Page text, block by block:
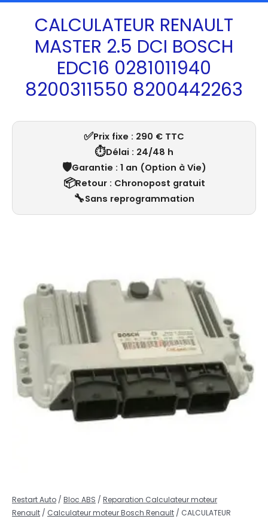
CALCULATEUR RENAULT
MASTER 2.5 DCI BOSCH
EDC16 0281011940
8200311550 8200442263
✅Prix fixe : 290 € TTC
⏱️Délai : 24/48 h
🛡️Garantie : 1 an (Option à Vie)
📦Retour : Chronopost gratuit
🔧Sans reprogrammation
Restart Auto / Bloc ABS / Reparation Calculateur moteur
Renault / Calculateur moteur Bosch Renault / CALCULATEUR